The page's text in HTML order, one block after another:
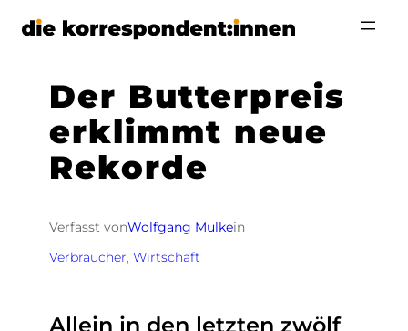
Zum
Der Butterpreis
erklimmt neue
Rekorde
Verfasst vonWolfgang Mulkein
Verbraucher, Wirtschaft
Allein in den letzten zwölf